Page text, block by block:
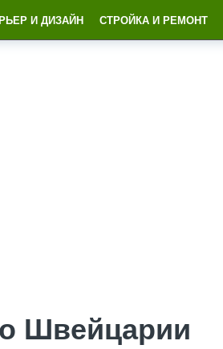
И ДИЗАЙН СТРОЙКА И РЕМОНТ
Швейцарии